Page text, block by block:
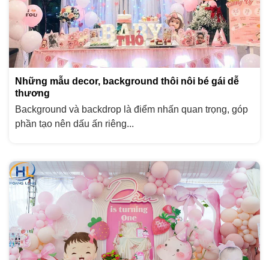
Những mẫu decor, background thôi nôi bé gái dễ
thương
Background và backdrop là điểm nhấn quan trọng, góp
phần tạo nên dấu ấn riêng...